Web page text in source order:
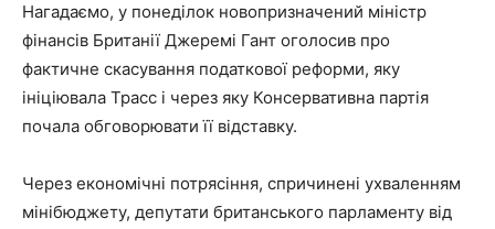
Нагадаємо, у понеділок новопризначений міністр
фінансів Британії Джеремі Гант оголосив про
фактичне скасування податкової реформи, яку
ініціювала Трасс і через яку Консервативна партія
почала обговорювати її відставку.
Через економічні потрясіння, спричинені ухваленням
мінібюджету, депутати британського парламенту від